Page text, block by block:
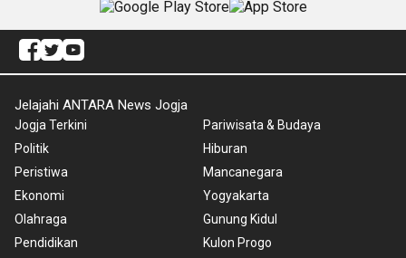
Jelajahi ANTARA News Jogja
Jogja Terkini
Politik
Peristiwa
Ekonomi
Olahraga
Pendidikan
Pariwisata & Budaya
Hiburan
Mancanegara
Yogyakarta
Gunung Kidul
Kulon Progo